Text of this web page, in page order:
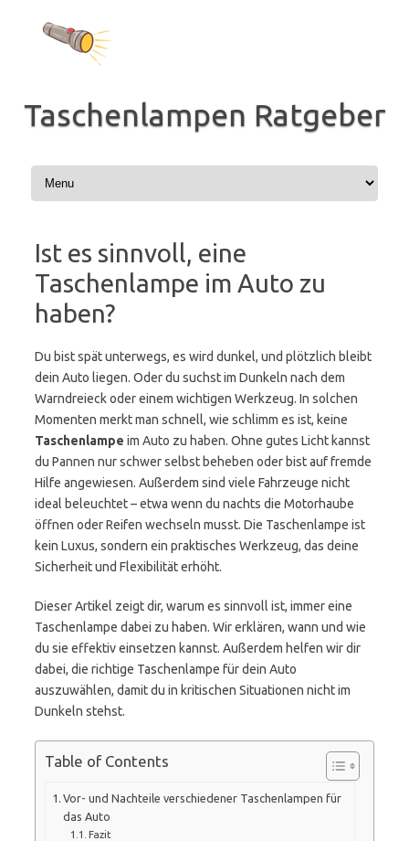
springen
Taschenlampen Ratgeber
Ist es sinnvoll, eine
Taschenlampe im Auto zu
haben?
Du bist spät unterwegs, es wird dunkel, und plötzlich bleibt
dein Auto liegen. Oder du suchst im Dunkeln nach dem
Warndreieck oder einem wichtigen Werkzeug. In solchen
Momenten merkt man schnell, wie schlimm es ist, keine
Taschenlampe im Auto zu haben. Ohne gutes Licht kannst
du Pannen nur schwer selbst beheben oder bist auf fremde
Hilfe angewiesen. Außerdem sind viele Fahrzeuge nicht
ideal beleuchtet – etwa wenn du nachts die Motorhaube
öffnen oder Reifen wechseln musst. Die Taschenlampe ist
kein Luxus, sondern ein praktisches Werkzeug, das deine
Sicherheit und Flexibilität erhöht.
Dieser Artikel zeigt dir, warum es sinnvoll ist, immer eine
Taschenlampe dabei zu haben. Wir erklären, wann und wie
du sie effektiv einsetzen kannst. Außerdem helfen wir dir
dabei, die richtige Taschenlampe für dein Auto
auszuwählen, damit du in kritischen Situationen nicht im
Dunkeln stehst.
Table of Contents
Vor- und Nachteile verschiedener Taschenlampen für
das Auto
Fazit